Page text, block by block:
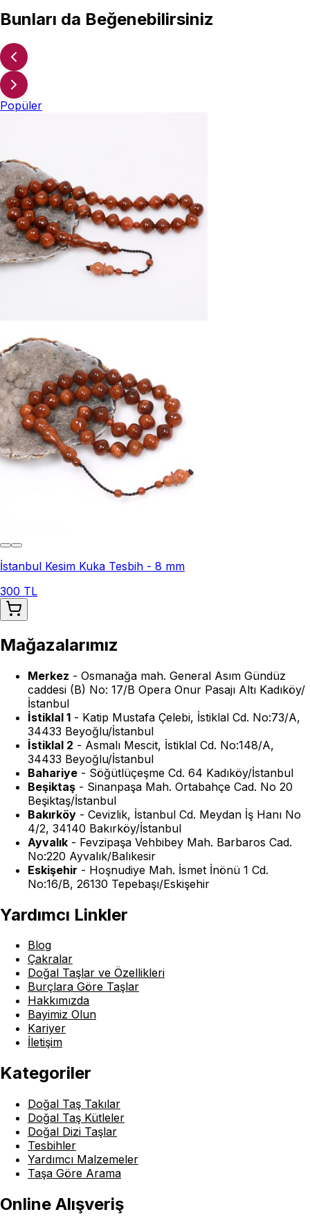
Bunları da Beğenebilirsiniz
Popüler
İstanbul Kesim Kuka Tesbih - 8 mm
300 TL
Mağazalarımız
Merkez - Osmanağa mah. General Asım Gündüz
caddesi (B) No: 17/B Opera Onur Pasajı Altı Kadıköy/
İstanbul
İstiklal 1 - Katip Mustafa Çelebi, İstiklal Cd. No:73/A,
34433 Beyoğlu/İstanbul
İstiklal 2 - Asmalı Mescit, İstiklal Cd. No:148/A,
34433 Beyoğlu/İstanbul
Bahariye - Söğütlüçeşme Cd. 64 Kadıköy/İstanbul
Beşiktaş - Sinanpaşa Mah. Ortabahçe Cad. No 20
Beşiktaş/İstanbul
Bakırköy - Cevizlik, İstanbul Cd. Meydan İş Hanı No
4/2, 34140 Bakırköy/İstanbul
Ayvalık - Fevzipaşa Vehbibey Mah. Barbaros Cad.
No:220 Ayvalık/Balıkesir
Eskişehir - Hoşnudiye Mah. İsmet İnönü 1 Cd.
No:16/B, 26130 Tepebaşı/Eskişehir
Yardımcı Linkler
Blog
Çakralar
Doğal Taşlar ve Özellikleri
Burçlara Göre Taşlar
Hakkımızda
Bayimiz Olun
Kariyer
İletişim
Kategoriler
Doğal Taş Takılar
Doğal Taş Kütleler
Doğal Dizi Taşlar
Tesbihler
Yardımcı Malzemeler
Taşa Göre Arama
Online Alışveriş